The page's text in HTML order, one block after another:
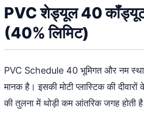
PVC शेड्यूल 40 कॉंड्यूट
(40% लिमिट)
PVC Schedule 40 भूमिगत और नम
मानक है। इसकी मोटी प्लास्टिक की
की तुलना में थोड़ी कम आंतरिक जगह होती